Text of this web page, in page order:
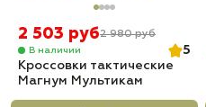
2 503 руб2 980 руб
В наличии
5
Кроссовки тактические
Магнум Мультикам